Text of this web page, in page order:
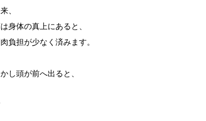
、
身体の真上にあると、
負担が少なく済みます。
し頭が前へ出ると、